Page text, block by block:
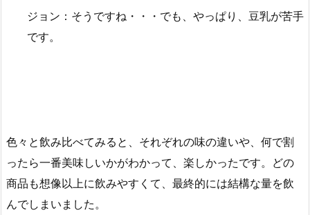
ジョン：そうですね・・・でも、やっぱり、豆乳が苦手
です。
色々と飲み比べてみると、それぞれの味の違いや、何で割
ったら一番美味しいかがわかって、楽しかったです。どの
商品も想像以上に飲みやすくて、最終的には結構な量を飲
んでしまいました。